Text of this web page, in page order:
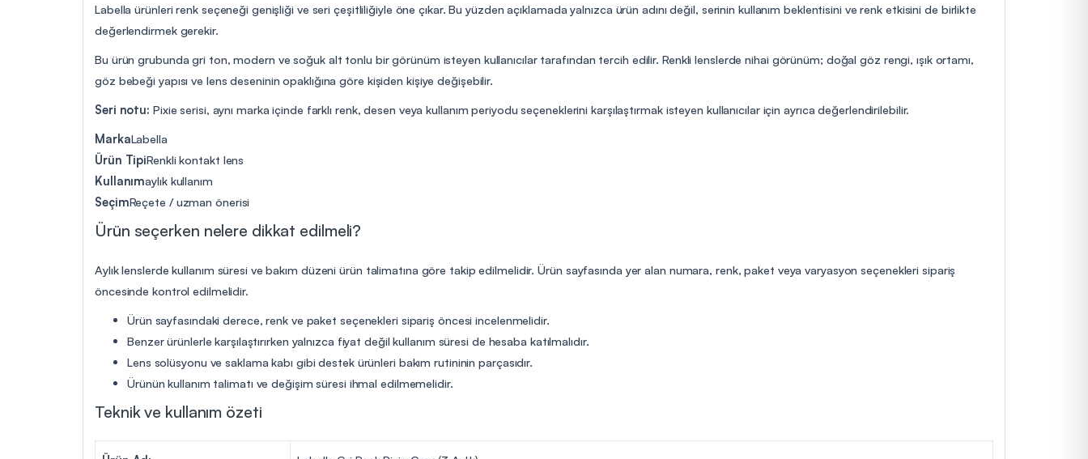
Labella ürünleri renk seçeneği genişliği ve seri çeşitliliğiyle öne çıkar. Bu yüzden açıklamada yalnızca ürün adını değil, serinin kullanım beklentisini ve renk etkisini de birlikte
değerlendirmek gerekir.
Bu ürün grubunda gri ton, modern ve soğuk alt tonlu bir görünüm isteyen kullanıcılar tarafından tercih edilir. Renkli lenslerde nihai görünüm; doğal göz rengi, ışık ortamı,
göz bebeği yapısı ve lens deseninin opaklığına göre kişiden kişiye değişebilir.
Seri notu: Pixie serisi, aynı marka içinde farklı renk, desen veya kullanım periyodu seçeneklerini karşılaştırmak isteyen kullanıcılar için ayrıca değerlendirilebilir.
MarkaLabella
Ürün TipiRenkli kontakt lens
Kullanımaylık kullanım
SeçimReçete / uzman önerisi
Ürün seçerken nelere dikkat edilmeli?
Aylık lenslerde kullanım süresi ve bakım düzeni ürün talimatına göre takip edilmelidir. Ürün sayfasında yer alan numara, renk, paket veya varyasyon seçenekleri sipariş
öncesinde kontrol edilmelidir.
Ürün sayfasındaki derece, renk ve paket seçenekleri sipariş öncesi incelenmelidir.
Benzer ürünlerle karşılaştırırken yalnızca fiyat değil kullanım süresi de hesaba katılmalıdır.
Lens solüsyonu ve saklama kabı gibi destek ürünleri bakım rutininin parçasıdır.
Ürünün kullanım talimatı ve değişim süresi ihmal edilmemelidir.
Teknik ve kullanım özeti